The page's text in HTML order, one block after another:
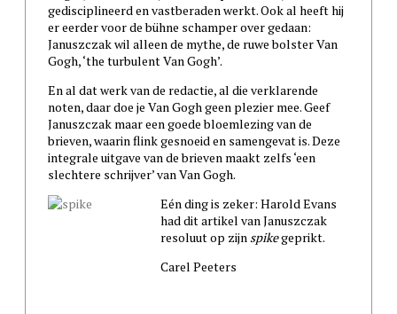
gedisciplineerd en vastberaden werkt. Ook al heeft hij
er eerder voor de bühne schamper over gedaan:
Januszczak wil alleen de mythe, de ruwe bolster Van
Gogh, ‘the turbulent Van Gogh’.
En al dat werk van de redactie, al die verklarende
noten, daar doe je Van Gogh geen plezier mee. Geef
Januszczak maar een goede bloemlezing van de
brieven, waarin flink gesnoeid en samengevat is. Deze
integrale uitgave van de brieven maakt zelfs ‘een
slechtere schrijver’ van Van Gogh.
Eén ding is zeker: Harold Evans
had dit artikel van Januszczak
resoluut op zijn spikegeprikt.
Carel Peeters